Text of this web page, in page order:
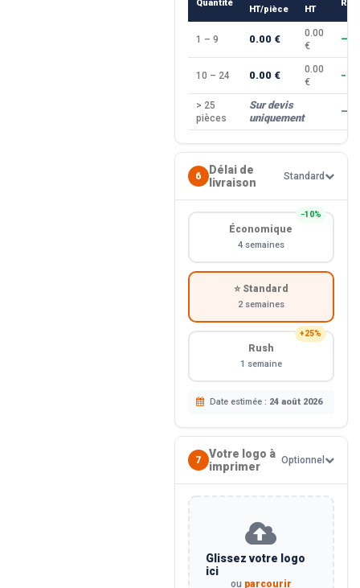
Quantité
HT/pièce
HT
1 – 9 0.00 €
0.00
€
—
10 – 24 0.00 €
0.00
€
> 25
pièces
Sur devis
uniquement
—
6
Délai de
livraison
Standard
−10%
Économique
4 semaines
⭐ Standard
2 semaines
+25%
Rush
1 semaine
Date estimée : 24 août 2026
7
Votre logo à
imprimer
Optionnel
Glissez votre logo
ici
ou parcourir